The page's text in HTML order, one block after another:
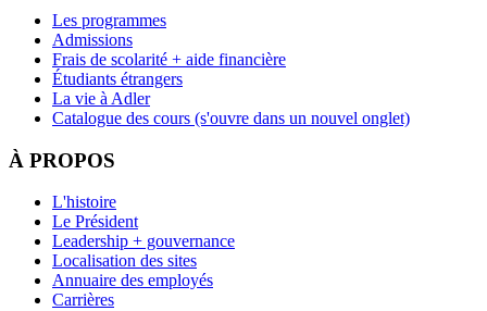
Les programmes
Admissions
Frais de scolarité + aide financière
Étudiants étrangers
La vie à Adler
Catalogue des cours (s'ouvre dans un nouvel onglet)
À PROPOS
L'histoire
Le Président
Leadership + gouvernance
Localisation des sites
Annuaire des employés
Carrières